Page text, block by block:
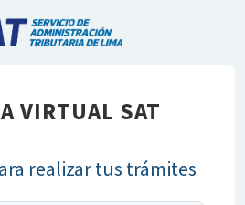
VIRTUAL SAT
realizar tus trámites